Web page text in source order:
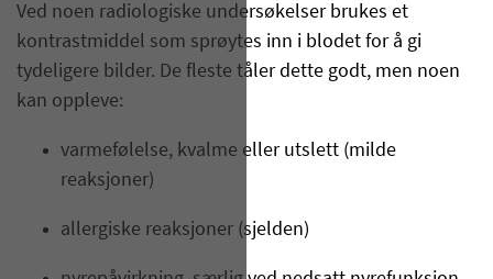
Ved noen radiologiske undersøkelser brukes et
kontrastmiddel som sprøytes inn i blodet for å gi
tydeligere bilder. De fleste tåler dette godt, men noen
kan oppleve:
varmefølelse, kvalme eller utslett (milde
reaksjoner)
allergiske reaksjoner (sjelden)